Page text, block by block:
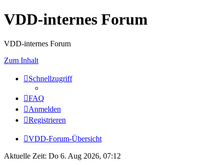
VDD-internes Forum
VDD-internes Forum
Zum Inhalt
Schnellzugriff
FAQ
Anmelden
Registrieren
VDD-Forum-Übersicht
Aktuelle Zeit: Do 6. Aug 2026, 07:12